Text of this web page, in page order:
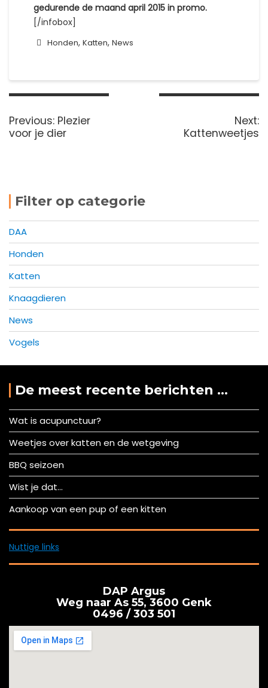
gedurende de maand april 2015 in promo.
[/infobox]
Honden, Katten, News
Bericht
Previous: Previous
post:
Plezier
voor je dier
Next:
Kattenweetjes
Filter op categorie
DAA
Honden
Katten
Knaagdieren
News
Vogels
De meest recente berichten …
Wat is acupunctuur?
Weetjes over katten en de wetgeving
BBQ seizoen
Wist je dat…
Aankoop van een pup of een kitten
Nuttige links
DAP Argus
Weg naar As 55, 3600 Genk
0496 / 303 501